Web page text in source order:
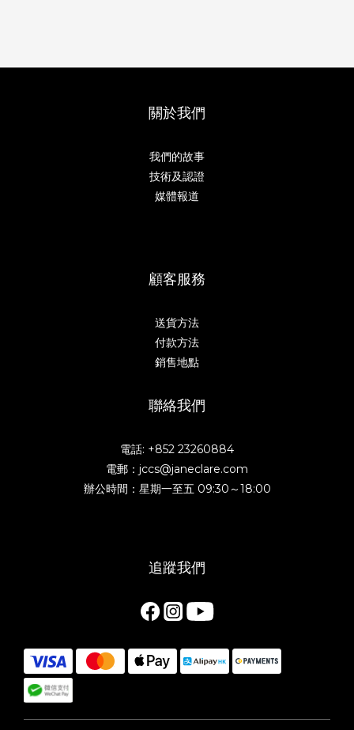
關於我們
我們的故事
技術及認證
媒體報道
顧客服務
送貨方法
付款方法
銷售地點
聯絡我們
電話: +852 23260884
電郵：jccs@janeclare.com
辦公時間：星期一至五 09:30～18:00
追蹤我們